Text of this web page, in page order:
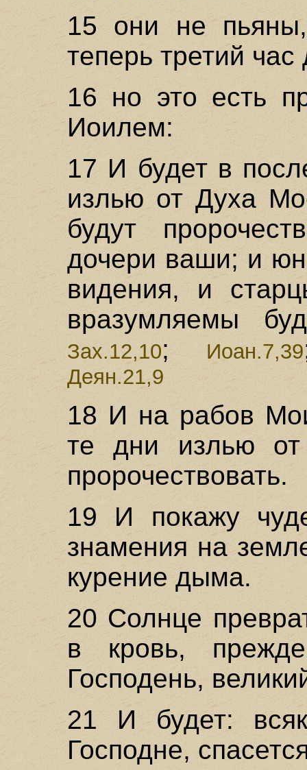
15 они не
теперь третий час
16 но это есть
Иоилем:
17 И будет в
излью от Духа
будут
дочери ваши; и
видения, и
вразумляемы
Зах.12,10;Иоан.7,39
Деян.21,9
18 И на рабов
те дни излью
пророчествовать.
19 И покажу
знамения на
курение дыма.
20 Солнце
в кровь,
Господень,
21 И будет:
Господне,